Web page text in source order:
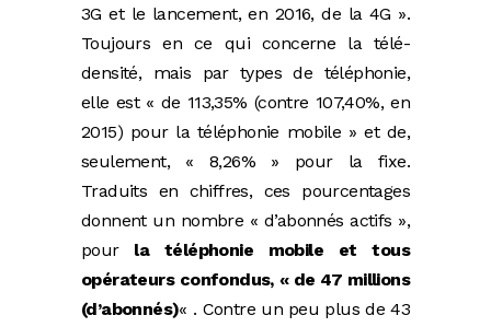
3G et le lancement, en 2016, de la 4G ».
Toujours en ce qui concerne la télé-
densité, mais par types de téléphonie,
elle est « de 113,35% (contre 107,40%, en
2015) pour la téléphonie mobile » et de,
seulement, « 8,26% » pour la fixe.
Traduits en chiffres, ces pourcentages
donnent un nombre « d’abonnés actifs »,
pourla téléphonie mobile et tous
opérateurs confondus, « de 47 millions
(d’abonnés)« . Contre un peu plus de 43